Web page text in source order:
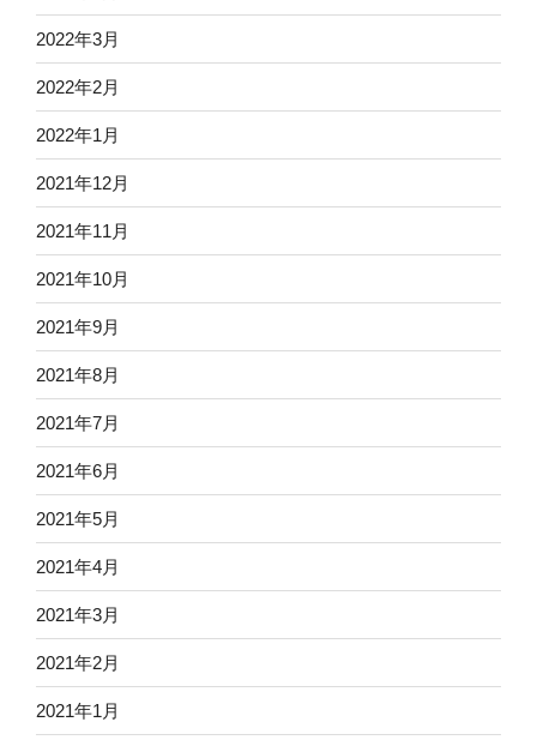
2022年3月
2022年2月
2022年1月
2021年12月
2021年11月
2021年10月
2021年9月
2021年8月
2021年7月
2021年6月
2021年5月
2021年4月
2021年3月
2021年2月
2021年1月